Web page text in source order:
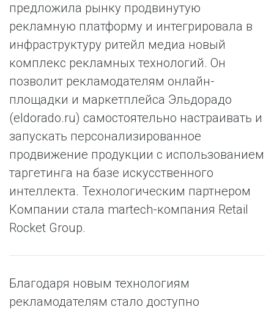
предложила рынку продвинутую
рекламную платформу и интегрировала в
инфраструктуру ритейл медиа новый
комплекс рекламных технологий. Он
позволит рекламодателям онлайн-
площадки и маркетплейса Эльдорадо
(eldorado.ru) самостоятельно настраивать и
запускать персонализированное
продвижение продукции с использованием
таргетинга на базе искусственного
интеллекта. Технологическим партнером
Компании стала martech-компания Retail
Rocket Group.
Благодаря новым технологиям
рекламодателям стало доступно